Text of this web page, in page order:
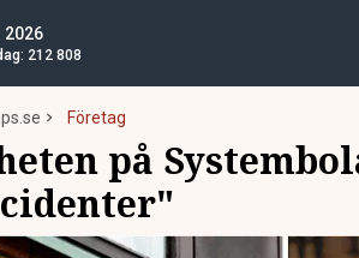
2026
212 808
Företag
på